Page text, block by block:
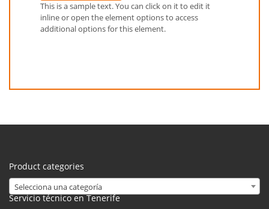
This is a sample text. You can click on it to edit it
inline or open the element options to access
additional options for this element.
Product categories
Selecciona una categoría
Servicio técnico en Tenerife